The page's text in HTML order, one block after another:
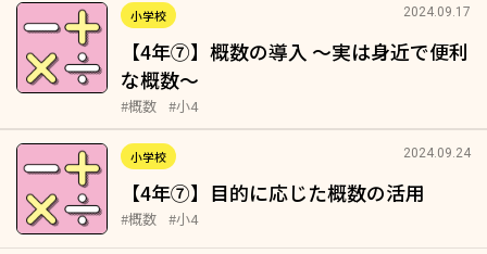
小学校 2024.09.17
【4年⑦】概数の導入 ～実は身近で便利
な概数～
#概数 #小4
小学校 2024.09.24
【4年⑦】目的に応じた概数の活用
#概数 #小4